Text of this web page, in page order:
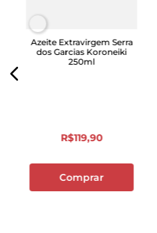
Azeite Extravirgem Serra
dos Garcias Koroneiki
250ml
R$119,90
Comprar